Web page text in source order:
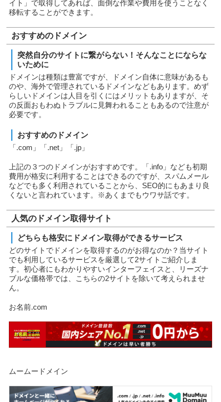
イト」で取得してあれば、面倒な作業や費用を使うことなく
移転することができます。
おすすめのドメイン
突然自分のサイトに繋がらない！そんなことにならな
いために
ドメインは種類は豊富ですが、ドメイン自体に意味があるも
のや、海外で管理されているドメインなどもあります。めず
らしいドメインは人目を引くにはメリットもありますが、そ
の反面おもわぬトラブルに見舞われることもあるので注意が
必要です。
おすすめのドメイン
「.com」「.net」「.jp」
上記の３つのドメインがおすすめです。「.info」なども初期
費用が格安に利用することはできるのですが、スパムメール
などでも多く利用されていることから、SEO的にもあまり良
くないと言われています。※あくまでもウワサ話です。
人気のドメイン取得サイト
どちらも格安にドメイン取得ができるサービス
どのサイトでドメインを取得するのがお得なのか？当サイト
でも利用しているサービスを厳選して2サイトご紹介しま
す。初心者にもわかりやすいインターフェイスと、リーズナ
ブルな価格帯では、こちらの2サイトを除いて考えられませ
ん。
お名前.com
ムームードメイン